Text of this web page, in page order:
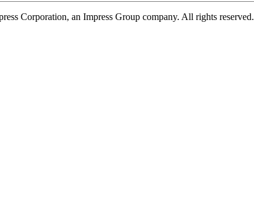
Corporation, an Impress Group company. All rights reserved.